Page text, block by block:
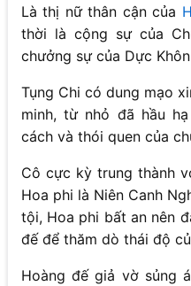
Là thị nữ thân cận của
thời là cộng sự của
chưởng sự của Dực
Tụng Chi có dung mạo
minh, từ nhỏ đã hầu
cách và thói quen của
Cô cực kỳ trung thành
Hoa phi là Niên Canh
tội, Hoa phi bất an nên
đế để thăm dò thái độ
Hoàng đế giả vờ sủng